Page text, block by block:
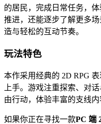
的居民，完成日常任务，
推进，还能逐步了解更多
造与轻松的互动节奏。
玩法特色
本作采用经典的 2D RPG
上手。游戏注重探索、对
由行动，体验丰富的支线内
如果你正在寻找一款PC 端